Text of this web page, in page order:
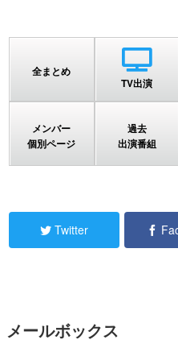
全まとめ
TV出演
メンバー
個別ページ
過去
出演番組
Twitter
メールボックス